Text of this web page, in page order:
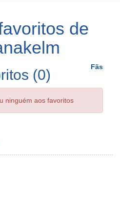
de
Fãs
(0)
ninguém aos favoritos